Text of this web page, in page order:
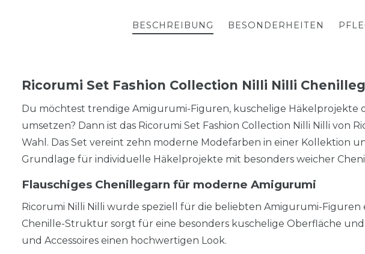
BESCHREIBUNG BESONDERHEITEN
Ricorumi Set Fashion Collection Nilli Nilli
Du möchtest trendige Amigurumi-Figuren, kuschelige Häkelprojekte
umsetzen? Dann ist das Ricorumi Set Fashion Collection Nilli Nilli von
Wahl. Das Set vereint zehn moderne Modefarben in einer Kollektion
Grundlage für individuelle Häkelprojekte mit besonders weicher
Flauschiges Chenillegarn für moderne Amigurumi
Ricorumi Nilli Nilli wurde speziell für die beliebten Amigurumi-Figuren
Chenille-Struktur sorgt für eine besonders kuschelige Oberfläche
und Accessoires einen hochwertigen Look.